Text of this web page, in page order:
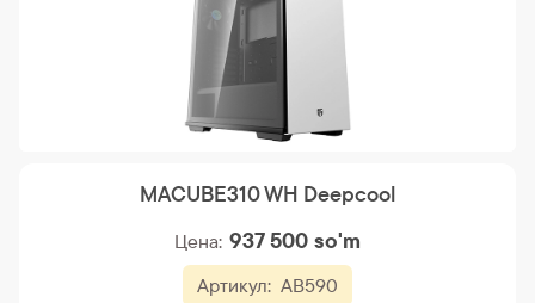
MACUBE310 WH Deepcool
Артикул: AB590
Цена: 937 500 so'm